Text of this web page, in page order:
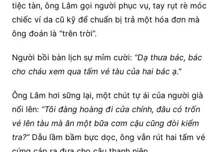
tiệc tàn, ông Lâm gọi người phục vụ, tay rụt rè móc
chiếc ví da cũ kỹ để chuẩn bị trả một hóa đơn mà
ông đoán là “trên trời”.
Người bồi bàn lịch sự mỉm cười: “Dạ thưa bác, bác
cho cháu xem qua tấm vé tàu của hai bác ạ.”
Ông Lâm hơi sững lại, một chút tự ái của người già
nổi lên: “Tôi đàng hoàng đi cửa chính, đâu có trốn
vé lên tàu mà ăn một bữa cơm cậu cũng đòi kiểm
tra?”Dẫu lầm bầm bực dọc, ông vẫn rút hai tấm vé